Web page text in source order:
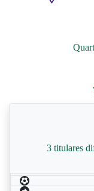
3 titulares